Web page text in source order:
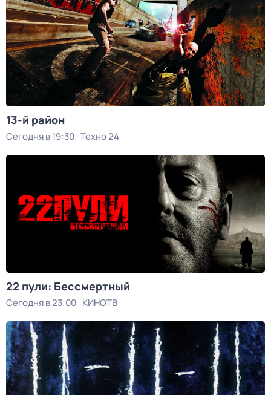
13-й район
Сегодня в 19:30 Техно 24
22 пули: Бессмертный
Сегодня в 23:00 КИНОТВ